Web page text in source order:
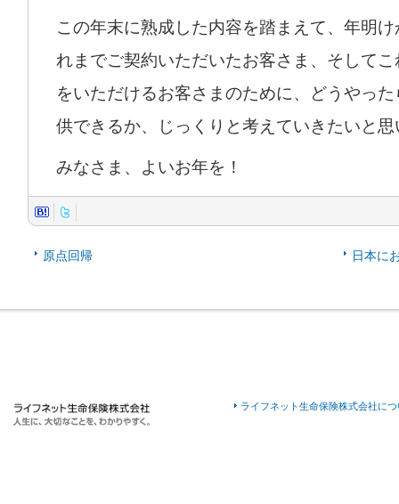
この年末に熟成した内容を踏まえて、年明
れまでご契約いただいたお客さま、そして
をいただけるお客さまのために、どうやっ
供できるか、じっくりと考えていきたいと
みなさま、よいお年を！
原点回帰 日本に
ライフネット生命保険株式会社に